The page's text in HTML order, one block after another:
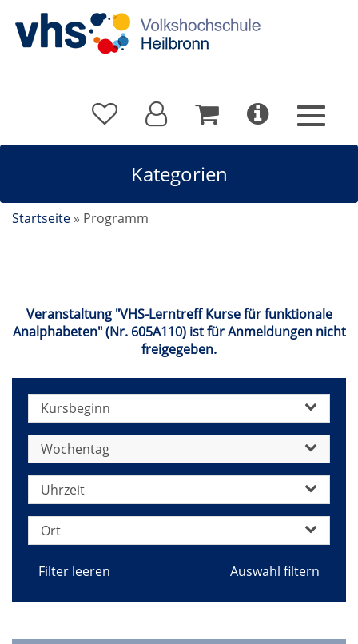
Kategorien
Startseite » Programm
Veranstaltung "VHS-Lerntreff Kurse für funktionale
Analphabeten" (Nr. 605A110) ist für Anmeldungen nicht
freigegeben.
Kursbeginn
Wochentag
Uhrzeit
Ort
Filter leeren